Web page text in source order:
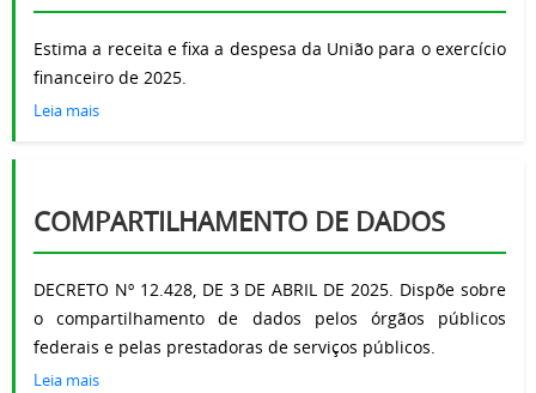
Estima a receita e fixa a despesa da União para o exercício
financeiro de 2025.
Leia mais
COMPARTILHAMENTO DE DADOS
DECRETO Nº 12.428, DE 3 DE ABRIL DE 2025. Dispõe sobre
o compartilhamento de dados pelos órgãos públicos
federais e pelas prestadoras de serviços públicos.
Leia mais